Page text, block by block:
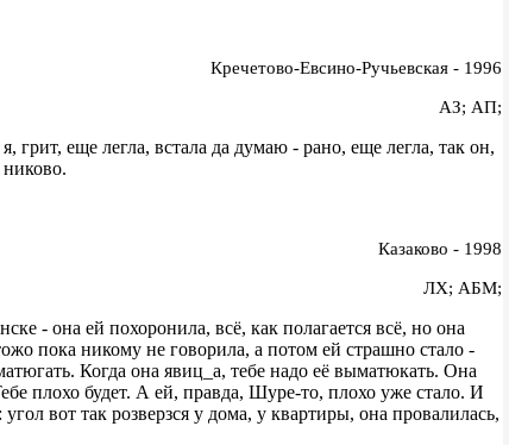
Кречетово-Евсино-Ручьевская - 1996
АЗ; АП;
грит, еще легла, встала да думаю - рано, еще легла, так он,
Казаково - 1998
ЛХ; АБМ;
- она ей похоронила, всё, как полагается всё, но она
пока никому не говорила, а потом ей страшно стало -
Когда она явиц_а, тебе надо её выматюкать. Она
плохо будет. А ей, правда, Шуре-то, плохо уже стало. И
вот так розверзся у дома, у квартиры, она провалилась,